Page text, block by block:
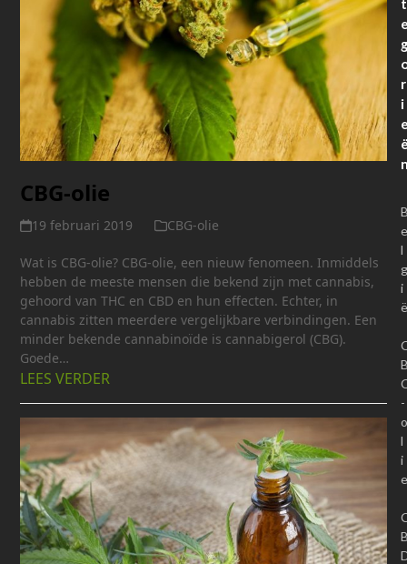
CBG-olie
19 februari 2019 CBG-olie
Wat is CBG-olie? CBG-olie, een nieuw fenomeen. Inmiddels
hebben de meeste mensen die bekend zijn met cannabis,
gehoord van THC en CBD en hun effecten. Echter, in
cannabis zitten meerdere vergelijkbare verbindingen. Een
minder bekende cannabinoïde is cannabigerol (CBG).
Goede…
LEES VERDER
t
r
i
e
l
g
i
ë
-
o
l
i
e